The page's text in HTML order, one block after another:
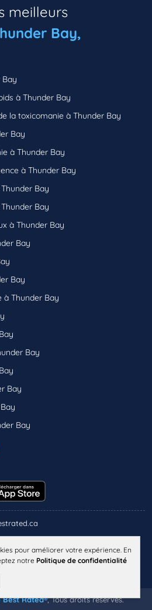
meilleurs
Bay,
Bay
à Thunder Bay
la toxicomanie à Thunder Bay
Bay
à Thunder Bay
à Thunder Bay
Bay
Bay
à Thunder Bay
Bay
Bay
à Thunder Bay
Bay
Bay
Bay
Rated®, Tous droits réservés.
pour améliorer votre expérience. En
notre Politique de confidentialité